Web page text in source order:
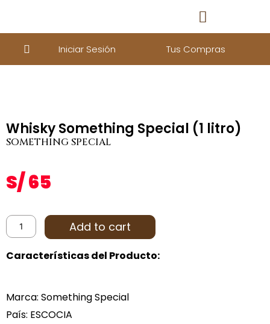
Iniciar Sesión Tus Compras
Whisky Something Special (1 litro)
SOMETHING SPECIAL
S/65
Add to cart
Características del Producto:
Marca: Something Special
País: ESCOCIA